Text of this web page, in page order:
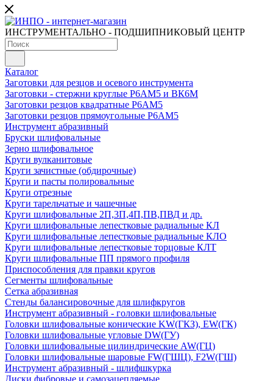
ИНСТРУМЕНТАЛЬНО - ПОДШИПНИКОВЫЙ ЦЕНТР
Каталог
Заготовки для резцов и осевого инструмента
Заготовки - стержни круглые Р6АМ5 и ВК6М
Заготовки резцов квадратные Р6АМ5
Заготовки резцов прямоугольные Р6АМ5
Инструмент абразивный
Бруски шлифовальные
Зерно шлифовальное
Круги вулканитовые
Круги зачистные (обдирочные)
Круги и пасты полировальные
Круги отрезные
Круги тарельчатые и чашечные
Круги шлифовальные 2П,3П,4П,ПВ,ПВД и др.
Круги шлифовальные лепестковые радиальные КЛ
Круги шлифовальные лепестковые радиальные КЛО
Круги шлифовальные лепестковые торцовые КЛТ
Круги шлифовальные ПП прямого профиля
Приспособления для правки кругов
Сегменты шлифовальные
Сетка абразивная
Стенды балансировочные для шлифкругов
Инструмент абразивный - головки шлифовальные
Головки шлифовальные конические KW(ГКЗ), EW(ГК)
Головки шлифовальные угловые DW(ГУ)
Головки шлифовальные цилиндрические AW(ГЦ)
Головки шлифовальные шаровые FW(ГШЦ), F2W(ГШ)
Инструмент абразивный - шлифшкурка
Диски фибровые и самозацепляемые